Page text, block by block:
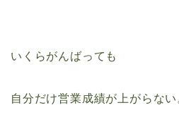
いくらがんばっても
自分だけ営業成績が上がらない